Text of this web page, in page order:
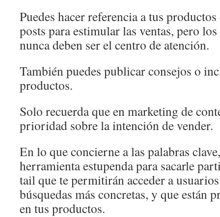
Puedes hacer referencia a tus
posts para estimular las ventas, pero
nunca deben ser el centro de atención.
También puedes publicar consejos o
productos.
Solo recuerda que en marketing de
prioridad sobre la intención de vender.
En lo que concierne a las palabras
herramienta estupenda para sacarle
tail que te permitirán acceder a
búsquedas más concretas, y que están
en tus productos.